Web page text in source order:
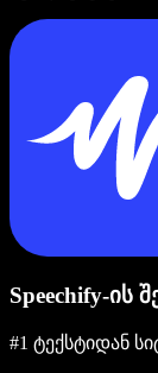
Speechify-ის
#1 ტექსტიდან